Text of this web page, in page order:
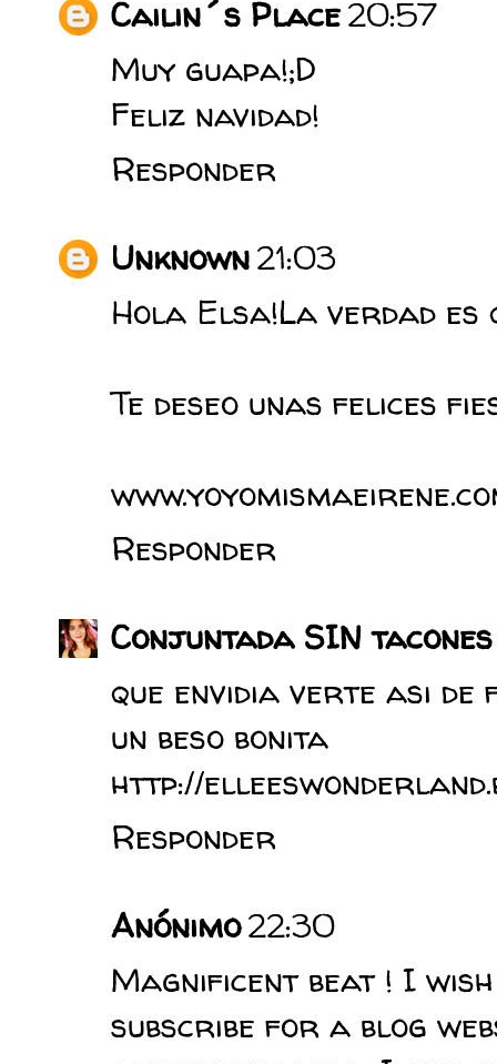
Cailin´s Place20:57
Muy guapa!;D
Feliz navidad!
Responder
Unknown21:03
Hola Elsa!La verdad es
Te deseo unas felices
Responder
Conjuntada SIN tacones
que envidia verte asi
un beso bonita
http://
Responder
Anónimo22:30
Magnificent beat ! I
subscribe for a blog